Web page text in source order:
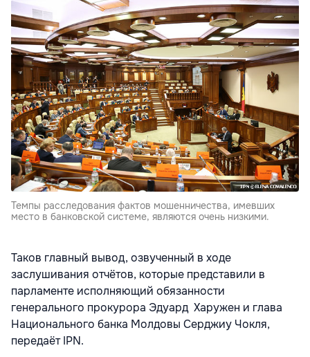
Темпы расследования фактов мошенничества, имевших
место в банковской системе, являются очень низкими.
Таков главный вывод, озвученный в ходе
заслушивания отчётов, которые представили в
парламенте исполняющий обязанности
генерального прокурора Эдуард Харужен и глава
Национального банка Молдовы Серджиу Чокля,
передаёт IPN.